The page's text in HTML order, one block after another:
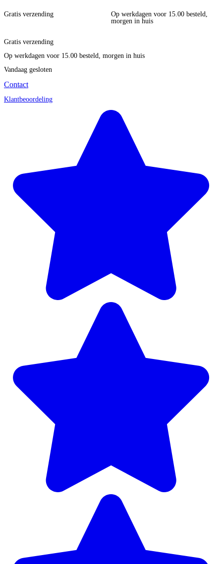
Gratis verzending
Op werkdagen voor 15.00 besteld,
morgen in huis
Gratis verzending
Op werkdagen voor 15.00 besteld, morgen in huis
Vandaag gesloten
Contact
Klantbeoordeling